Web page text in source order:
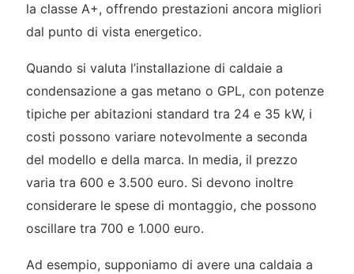
la classe A+, offrendo prestazioni ancora migliori
dal punto di vista energetico.
Quando si valuta l’installazione di caldaie a
condensazione a gas metano o GPL, con potenze
tipiche per abitazioni standard tra 24 e 35 kW, i
costi possono variare notevolmente a seconda
del modello e della marca. In media, il prezzo
varia tra 600 e 3.500 euro. Si devono inoltre
considerare le spese di montaggio, che possono
oscillare tra 700 e 1.000 euro.
Ad esempio, supponiamo di avere una caldaia a